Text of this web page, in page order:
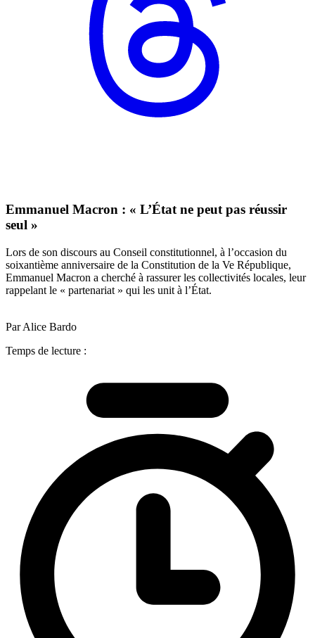
Emmanuel Macron : « L’État ne peut pas réussir
seul »
Lors de son discours au Conseil constitutionnel, à l’occasion du
soixantième anniversaire de la Constitution de la Ve République,
Emmanuel Macron a cherché à rassurer les collectivités locales, leur
rappelant le « partenariat » qui les unit à l’État.
Par Alice Bardo
Temps de lecture :